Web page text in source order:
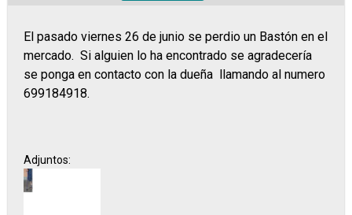
El pasado viernes 26 de junio se perdio un Bastón en el
mercado. Si alguien lo ha encontrado se agradecería
se ponga en contacto con la dueña llamando al numero
699184918.
Adjuntos: